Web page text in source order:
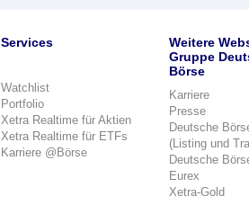
Services
Watchlist
Portfolio
Xetra Realtime für Aktien
Xetra Realtime für ETFs
Karriere @Börse
Weitere
Gruppe
Börse
Karriere
Presse
Deutsche
(Listing und
Deutsche
Eurex
Xetra-Gold